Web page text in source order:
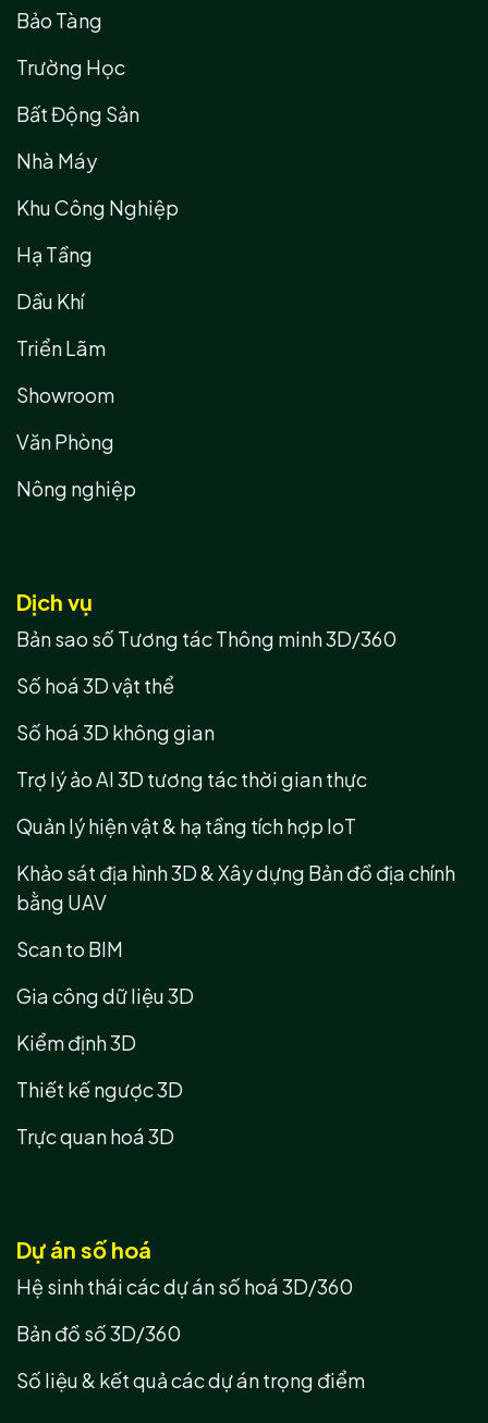
Bảo Tàng
Trường Học
Bất Động Sản
Nhà Máy
Khu Công Nghiệp
Hạ Tầng
Dầu Khí
Triển Lãm
Showroom
Văn Phòng
Nông nghiệp
Dịch vụ
Bản sao số Tương tác Thông minh 3D/360
Số hoá 3D vật thể
Số hoá 3D không gian
Trợ lý ảo AI 3D tương tác thời gian thực
Quản lý hiện vật & hạ tầng tích hợp IoT
Khảo sát địa hình 3D & Xây dựng Bản đồ địa chính
bằng UAV
Scan to BIM
Gia công dữ liệu 3D
Kiểm định 3D
Thiết kế ngược 3D
Trực quan hoá 3D
Dự án số hoá
Hệ sinh thái các dự án số hoá 3D/360
Bản đồ số 3D/360
Số liệu & kết quả các dự án trọng điểm